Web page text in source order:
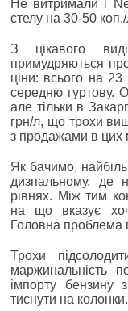
Не витримали і
стелу на 30-50
З цікавого
примудряються
ціни: всього на 23
середню гуртову.
але тільки в
грн/л, що трохи
з продажами в цих
Як бачимо,
дизпальному, де
рівнях. Між тим
на що вказує
Головна проблема
Трохи
маржинальність
імпорту бензину
тиснути на колонки.